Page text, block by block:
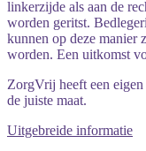
linkerzijde als aan de
worden geritst.
kunnen op deze manier
worden. Een uitkomst
ZorgVrij heeft een
de juiste maat.
Uitgebreide informatie